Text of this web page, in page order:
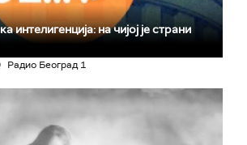
интелигенција: на чијој је страни
Радио Београд 1